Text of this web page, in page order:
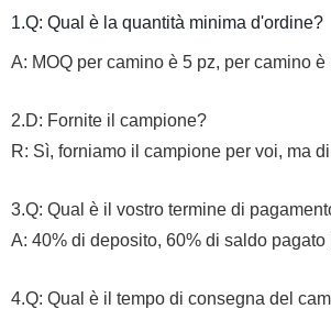
1.Q: Qual è la quantità minima d'ordine?
A: MOQ per camino è 5 pz, per camino
2.D: Fornite il campione?
R: Sì, forniamo il campione per voi, ma
3.Q: Qual è il vostro termine di
A: 40% di deposito, 60% di saldo pagato
4.Q: Qual è il tempo di consegna del